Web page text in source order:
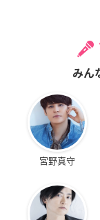
みん
宮野真守